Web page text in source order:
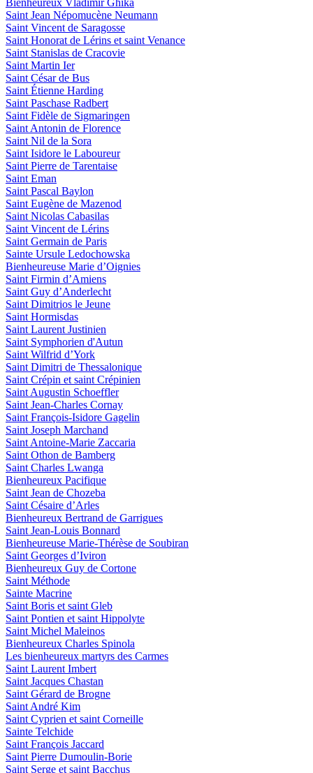
Saint Jean Népomucène Neumann
Saint Vincent de Saragosse
Saint Honorat de Lérins et saint Venance
Saint Stanislas de Cracovie
Saint Martin Ier
Saint César de Bus
Saint Étienne Harding
Saint Paschase Radbert
Saint Fidèle de Sigmaringen
Saint Antonin de Florence
Saint Nil de la Sora
Saint Isidore le Laboureur
Saint Pierre de Tarentaise
Saint Eman
Saint Pascal Baylon
Saint Eugène de Mazenod
Saint Nicolas Cabasilas
Saint Vincent de Lérins
Saint Germain de Paris
Sainte Ursule Ledochowska
Bienheureuse Marie d’Oignies
Saint Firmin d’Amiens
Saint Guy d’Anderlecht
Saint Dimitrios le Jeune
Saint Hormisdas
Saint Laurent Justinien
Saint Symphorien d'Autun
Saint Wilfrid d’York
Saint Dimitri de Thessalonique
Saint Crépin et saint Crépinien
Saint Augustin Schoeffler
Saint Jean-Charles Cornay
Saint François-Isidore Gagelin
Saint Joseph Marchand
Saint Antoine-Marie Zaccaria
Saint Othon de Bamberg
Saint Charles Lwanga
Bienheureux Pacifique
Saint Jean de Chozeba
Saint Césaire d’Arles
Bienheureux Bertrand de Garrigues
Saint Jean-Louis Bonnard
Bienheureuse Marie-Thérèse de Soubiran
Saint Georges d’Iviron
Bienheureux Guy de Cortone
Saint Méthode
Sainte Macrine
Saint Boris et saint Gleb
Saint Pontien et saint Hippolyte
Saint Michel Maleinos
Bienheureux Charles Spinola
Les bienheureux martyrs des Carmes
Saint Laurent Imbert
Saint Jacques Chastan
Saint Gérard de Brogne
Saint André Kim
Saint Cyprien et saint Corneille
Sainte Telchide
Saint François Jaccard
Saint Pierre Dumoulin-Borie
Saint Serge et saint Bacchus